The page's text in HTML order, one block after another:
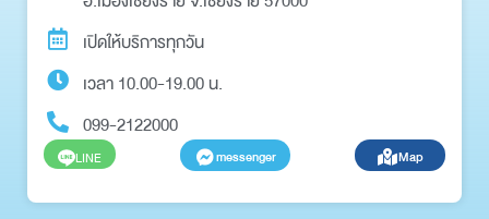
เปิดให้บริการทุกวัน
เวลา 10.00-19.00 น.
099-2122000
LINE messenger Map